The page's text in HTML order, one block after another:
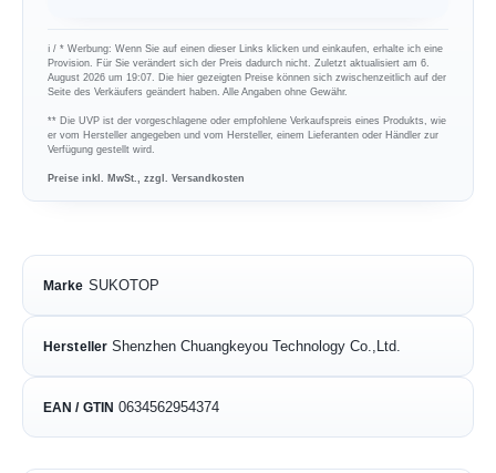
ℹ︎ / * Werbung: Wenn Sie auf einen dieser Links klicken und einkaufen, erhalte ich eine
Provision. Für Sie verändert sich der Preis dadurch nicht. Zuletzt aktualisiert am 6.
August 2026 um 19:07. Die hier gezeigten Preise können sich zwischenzeitlich auf der
Seite des Verkäufers geändert haben. Alle Angaben ohne Gewähr.
** Die UVP ist der vorgeschlagene oder empfohlene Verkaufspreis eines Produkts, wie
er vom Hersteller angegeben und vom Hersteller, einem Lieferanten oder Händler zur
Verfügung gestellt wird.
Preise inkl. MwSt., zzgl. Versandkosten
Marke SUKOTOP
Hersteller Shenzhen Chuangkeyou Technology Co.,Ltd.
EAN / GTIN 0634562954374